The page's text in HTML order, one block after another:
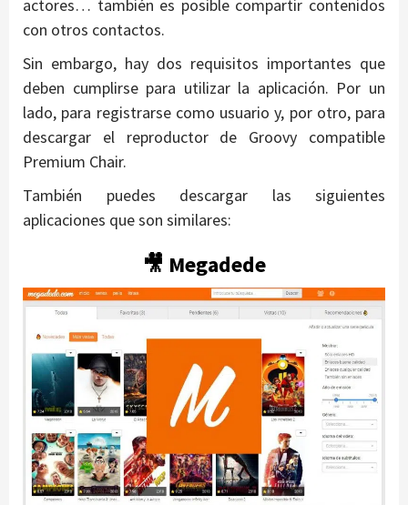
actores… también es posible compartir contenidos
con otros contactos.
Sin embargo, hay dos requisitos importantes que
deben cumplirse para utilizar la aplicación. Por un
lado, para registrarse como usuario y, por otro, para
descargar el reproductor de Groovy compatible
Premium Chair.
También puedes descargar las siguientes
aplicaciones que son similares:
🎥 Megadede